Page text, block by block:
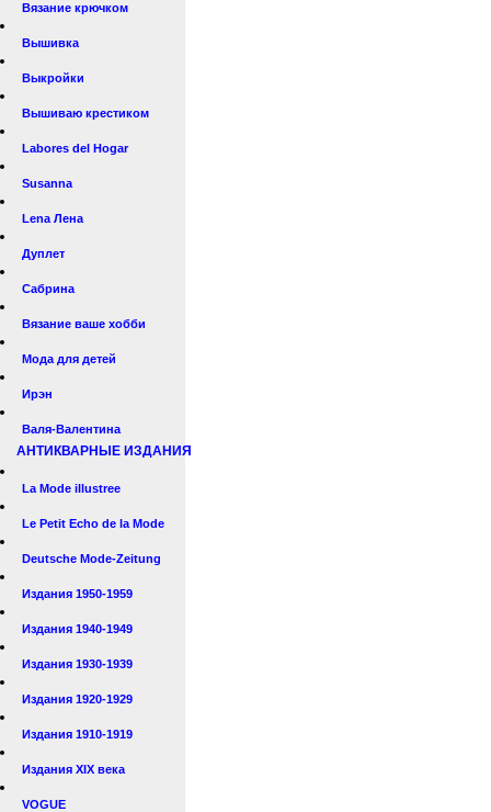
Вязание крючком
Вышивка
Выкройки
Вышиваю крестиком
Labores del Hogar
Susanna
Lena Лена
Дуплет
Сабрина
Вязание ваше хобби
Мода для детей
Ирэн
Валя-Валентина
АНТИКВАРНЫЕ ИЗДАНИЯ
La Mode illustree
Le Petit Echo de la Mode
Deutsche Mode-Zeitung
Издания 1950-1959
Издания 1940-1949
Издания 1930-1939
Издания 1920-1929
Издания 1910-1919
Издания XIX века
VOGUE